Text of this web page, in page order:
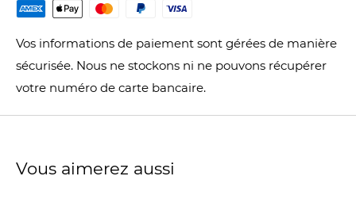
Vos informations de paiement sont gérées de manière
sécurisée. Nous ne stockons ni ne pouvons récupérer
votre numéro de carte bancaire.
Vous aimerez aussi